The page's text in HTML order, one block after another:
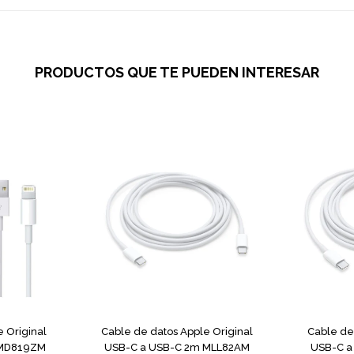
PRODUCTOS QUE TE PUEDEN INTERESAR
Original
Cable de datos Apple Original
USB-C a USB-C 2m MLL82AM
Cable
USB-C